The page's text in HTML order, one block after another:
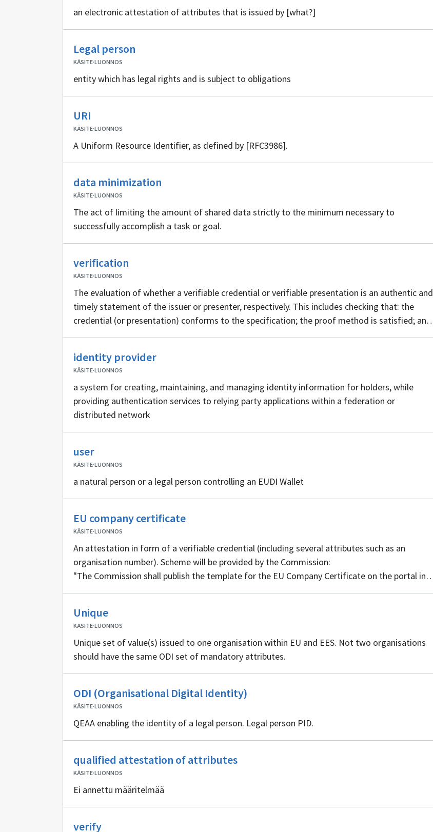
an electronic attestation of attributes that is issued by [what?]
Legal person
KÄSITE·LUONNOS
entity which has legal rights and is subject to obligations
URI
sisällöntuottajia
KÄSITE·LUONNOS
A Uniform Resource Identifier, as defined by [RFC3986].
data minimization
KÄSITE·LUONNOS
The act of limiting the amount of shared data strictly to the minimum necessary to
successfully accomplish a task or goal.
verification
KÄSITE·LUONNOS
The evaluation of whether a verifiable credential or verifiable presentation is an authentic and
timely statement of the issuer or presenter, respectively. This includes checking that: the
credential (or presentation) conforms to the specification; the proof method is satisfied; and,
identity providerEi
KÄSITE·LUONNOS
a system for creating, maintaining, and managing identity information for holders, while
providing authentication services to relying party applications within a federation or
distributed network
userEi
sisällöntuottajia
KÄSITE·LUONNOS
a natural person or a legal person controlling an EUDI Wallet
EU company certificateEi
KÄSITE·LUONNOS
An attestation in form of a verifiable credential (including several attributes such as an
organisation number). Scheme will be provided by the Commission:
"The Commission shall publish the template for the EU Company Certificate on the portal in
UniqueEi
sisällöntuottajia
KÄSITE·LUONNOS
Unique set of value(s) issued to one organisation within EU and EES. Not two organisations
should have the same ODI set of mandatory attributes.
ODI (Organisational Digital Identity)
KÄSITE·LUONNOS
QEAA enabling the identity of a legal person. Legal person PID.
qualified attestation of attributesEi
sisällöntuottajia
KÄSITE·LUONNOS
Ei annettu määritelmää
verifyEi